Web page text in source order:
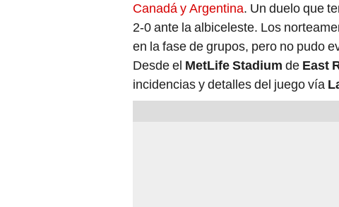
Canadá y Argentina. Un duelo que
2-0 ante la albiceleste. Los
en la fase de grupos, pero no pudo
Desde el MetLife Stadium de East
incidencias y detalles del juego vía